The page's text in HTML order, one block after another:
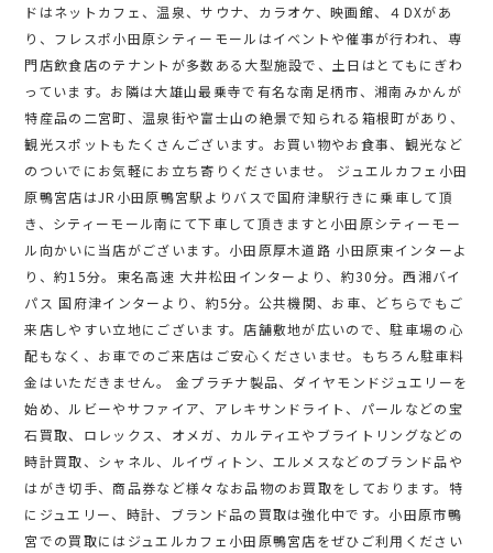
ドはネットカフェ、温泉、サウナ、カラオケ、映画館、４DXがあ
り、フレスポ小田原シティーモールはイベントや催事が行われ、専
門店飲食店のテナントが多数ある大型施設で、土日はとてもにぎわ
っています。お隣は大雄山最乗寺で有名な南足柄市、湘南みかんが
特産品の二宮町、温泉街や富士山の絶景で知られる箱根町があり、
観光スポットもたくさんございます。お買い物やお食事、観光など
のついでにお気軽にお立ち寄りくださいませ。 ジュエルカフェ小田
原鴨宮店はJR小田原鴨宮駅よりバスで国府津駅行きに乗車して頂
き、シティーモール南にて下車して頂きますと小田原シティーモー
ル向かいに当店がございます。小田原厚木道路 小田原東インターよ
り、約15分。東名高速 大井松田インターより、約30分。西湘バイ
パス 国府津インターより、約5分。公共機関、お車、どちらでもご
来店しやすい立地にございます。店舗敷地が広いので、駐車場の心
配もなく、お車でのご来店はご安心くださいませ。もちろん駐車料
金はいただきません。 金プラチナ製品、ダイヤモンドジュエリーを
始め、ルビーやサファイア、アレキサンドライト、パールなどの宝
石買取、ロレックス、オメガ、カルティエやブライトリングなどの
時計買取、シャネル、ルイヴィトン、エルメスなどのブランド品や
はがき切手、商品券など様々なお品物のお買取をしております。特
にジュエリー、時計、ブランド品の買取は強化中です。小田原市鴨
宮での買取にはジュエルカフェ小田原鴨宮店をぜひご利用ください